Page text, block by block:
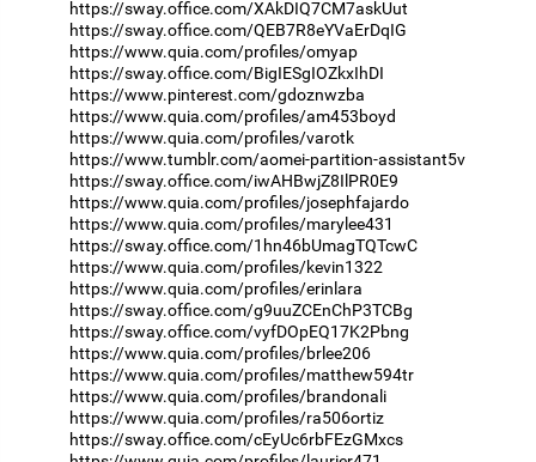
https://sway.office.com/XAkDIQ7CM7askUut
https://sway.office.com/QEB7R8eYVaErDqIG
https://www.quia.com/profiles/omyap
https://sway.office.com/BigIESgIOZkxIhDI
https://www.pinterest.com/gdoznwzba
https://www.quia.com/profiles/am453boyd
https://www.quia.com/profiles/varotk
https://www.tumblr.com/aomei-partition-assistant5v
https://sway.office.com/iwAHBwjZ8IlPR0E9
https://www.quia.com/profiles/josephfajardo
https://www.quia.com/profiles/marylee431
https://sway.office.com/1hn46bUmagTQTcwC
https://www.quia.com/profiles/kevin1322
https://www.quia.com/profiles/erinlara
https://sway.office.com/g9uuZCEnChP3TCBg
https://sway.office.com/vyfDOpEQ17K2Pbng
https://www.quia.com/profiles/brlee206
https://www.quia.com/profiles/matthew594tr
https://www.quia.com/profiles/brandonali
https://www.quia.com/profiles/ra506ortiz
https://sway.office.com/cEyUc6rbFEzGMxcs